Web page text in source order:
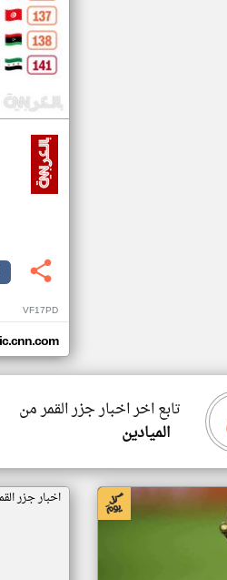
VF17PD
تابع اخر اخبار جزر القمر من
الميادين
اخبار جزر